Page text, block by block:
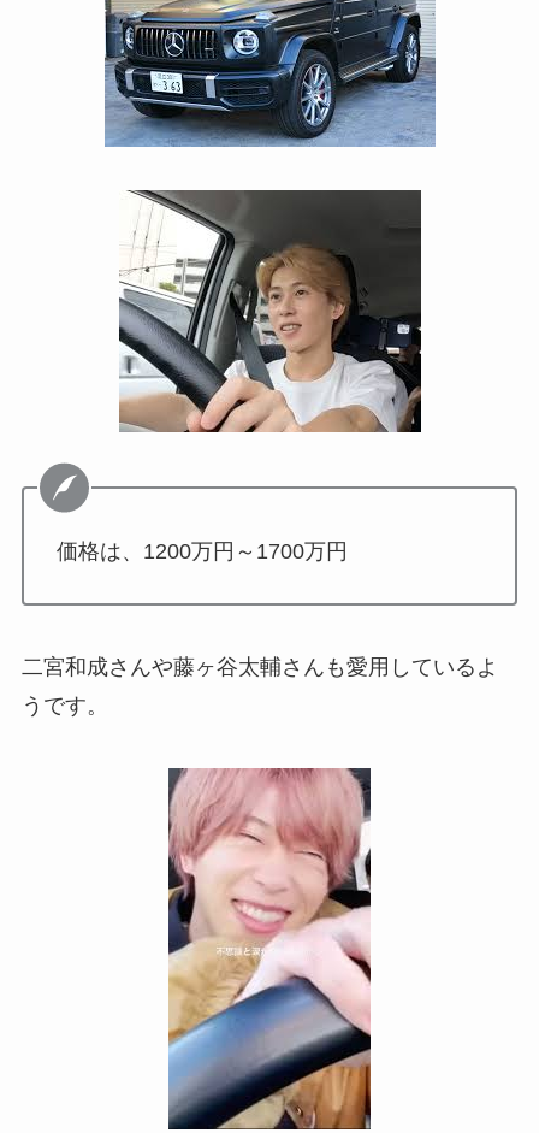
価格は、1200万円～1700万円
二宮和成さんや藤ヶ谷太輔さんも愛用しているよ
うです。